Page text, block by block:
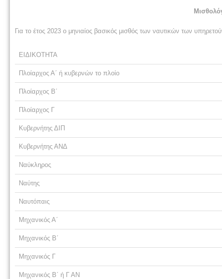
Για το έτος 2023 ο μηνιαίος βασικός μισθός των ναυτικών των
ΕΙΔΙΚΟΤΗΤΑ
Πλοίαρχος Α΄ ή κυβερνών το πλοίο
Πλοίαρχος Β΄
Πλοίαρχος Γ
Κυβερνήτης ΔΙΠ
Κυβερνήτης ΑΝΔ
Ναύκληρος
Ναύτης
Ναυτόπαις
Μηχανικός Α΄
Μηχανικός Β΄
Μηχανικός Γ
Μηχανικός Β΄ ή Γ ΑΝ